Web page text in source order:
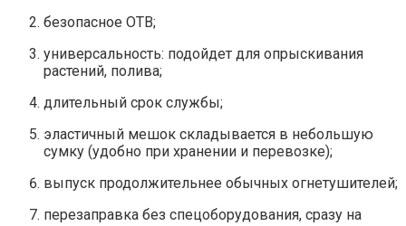
безопасное ОТВ;
универсальность: подойдет для опрыскивания
растений, полива;
длительный срок службы;
эластичный мешок складывается в небольшую
сумку (удобно при хранении и перевозке);
выпуск продолжительнее обычных огнетушителей;
перезаправка без спецоборудования, сразу на